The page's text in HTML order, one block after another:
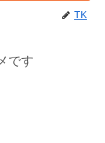
TK
です